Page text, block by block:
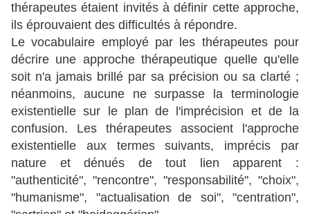
thérapeutes étaient invités à définir cette approche,
ils éprouvaient des difficultés à répondre.
Le vocabulaire employé par les thérapeutes pour
décrire une approche thérapeutique quelle qu'elle
soit n'a jamais brillé par sa précision ou sa clarté ;
néanmoins, aucune ne surpasse la terminologie
existentielle sur le plan de l'imprécision et de la
confusion. Les thérapeutes associent l'approche
existentielle aux termes suivants, imprécis par
nature et dénués de tout lien apparent :
"authenticité", "rencontre", "responsabilité", "choix",
"humanisme", "actualisation de soi", "centration",